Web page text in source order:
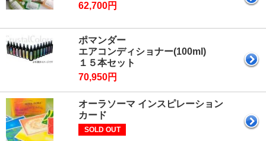
62,700円
ポマンダー
エアコンディショナー(100ml)
１５本セット
70,950円
オーラソーマ インスピレーション
カード
SOLD OUT